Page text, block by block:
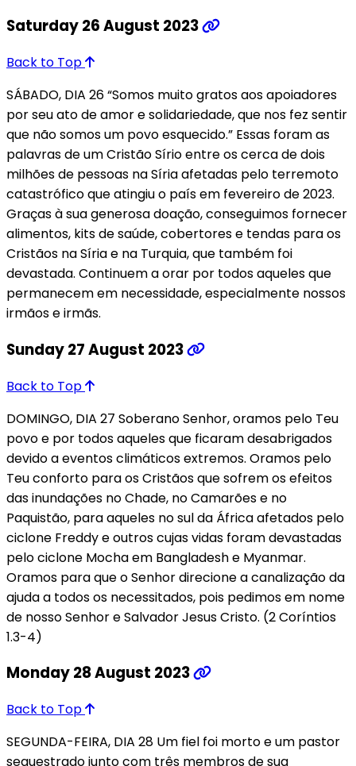
Saturday 26 August 2023
Back to Top
SÁBADO, DIA 26 “Somos muito gratos aos apoiadores
por seu ato de amor e solidariedade, que nos fez sentir
que não somos um povo esquecido.” Essas foram as
palavras de um Cristão Sírio entre os cerca de dois
milhões de pessoas na Síria afetadas pelo terremoto
catastrófico que atingiu o país em fevereiro de 2023.
Graças à sua generosa doação, conseguimos fornecer
alimentos, kits de saúde, cobertores e tendas para os
Cristãos na Síria e na Turquia, que também foi
devastada. Continuem a orar por todos aqueles que
permanecem em necessidade, especialmente nossos
irmãos e irmãs.
Sunday 27 August 2023
Back to Top
DOMINGO, DIA 27 Soberano Senhor, oramos pelo Teu
povo e por todos aqueles que ficaram desabrigados
devido a eventos climáticos extremos. Oramos pelo
Teu conforto para os Cristãos que sofrem os efeitos
das inundações no Chade, no Camarões e no
Paquistão, para aqueles no sul da África afetados pelo
ciclone Freddy e outros cujas vidas foram devastadas
pelo ciclone Mocha em Bangladesh e Myanmar.
Oramos para que o Senhor direcione a canalização da
ajuda a todos os necessitados, pois pedimos em nome
de nosso Senhor e Salvador Jesus Cristo. (2 Coríntios
1.3-4)
Monday 28 August 2023
Back to Top
SEGUNDA-FEIRA, DIA 28 Um fiel foi morto e um pastor
sequestrado junto com três membros de sua